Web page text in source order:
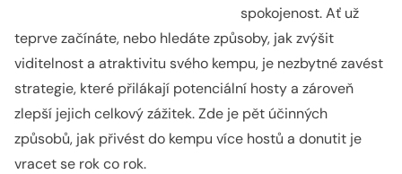
přilákat nové hosty a zajistit jejich spokojenost. Ať už
teprve začínáte, nebo hledáte způsoby, jak zvýšit
viditelnost a atraktivitu svého kempu, je nezbytné zavést
strategie, které přilákají potenciální hosty a zároveň
zlepší jejich celkový zážitek. Zde je pět účinných
způsobů, jak přivést do kempu více hostů a donutit je
vracet se rok co rok.